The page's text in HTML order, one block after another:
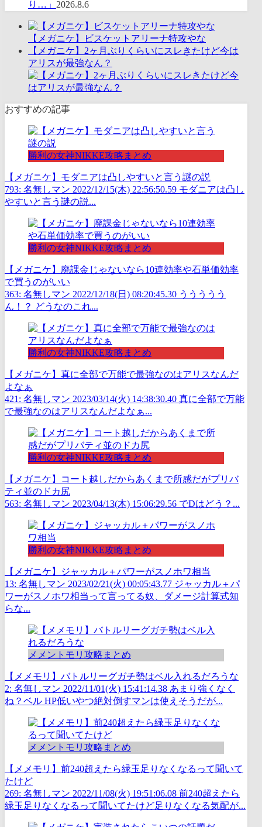
り…」 2026.8.6
【メガニケ】ビスケットアリーナ特攻やな
【メガニケ】2ヶ月ぶりくらいにスレきたけど今は
アリスが最強なん？
おすすめの記事
勝利の女神NIKKE攻略まとめ
【メガニケ】モダニアは凸しやすいと言う謎の説
793: 名無しマン 2022/12/15(木) 22:56:50.59 モダニアは凸し
やすいと言う謎の説...
勝利の女神NIKKE攻略まとめ
【メガニケ】廃課金じゃないなら10連効率や石単価効率
で買うのがいい
363: 名無しマン 2022/12/18(日) 08:20:45.30 ううううう
ん！？ どうなのこれ...
勝利の女神NIKKE攻略まとめ
【メガニケ】真に全部で万能で最強なのはアリスなんだ
よなぁ
421: 名無しマン 2023/03/14(火) 14:38:30.40 真に全部で万能
で最強なのはアリスなんだよなぁ...
勝利の女神NIKKE攻略まとめ
【メガニケ】コート越しだからあくまで所感だがプリバ
ティ並のドカ尻
563: 名無しマン 2023/04/13(木) 15:06:29.56 でDはどう？...
勝利の女神NIKKE攻略まとめ
【メガニケ】ジャッカル＋パワーがスノホワ相当
13: 名無しマン 2023/02/21(火) 00:05:43.77 ジャッカル＋パ
ワーがスノホワ相当って言ってる奴、ダメージ計算式知
らな...
メメントモリ攻略まとめ
【メメモリ】バトルリーグガチ勢はベル入れるだろうな
2: 名無しマン 2022/11/01(火) 15:41:14.38 あまり強くなく
ね？ベル HP低いやつ絶対倒すマンは使えそうだが...
メメントモリ攻略まとめ
【メメモリ】前240超えたら緑玉足りなくなるって聞いて
たけど
269: 名無しマン 2022/11/08(火) 19:51:06.08 前240超えたら
緑玉足りなくなるって聞いてたけど足りなくなる気配が...